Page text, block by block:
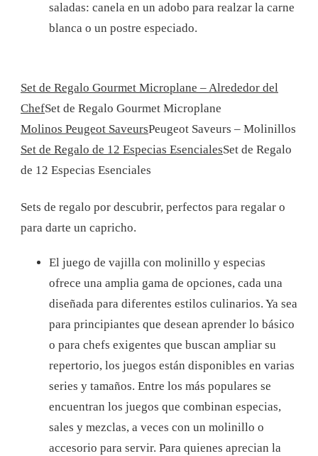
saladas: canela en un adobo para realzar la carne
blanca o un postre especiado.
Set de Regalo Gourmet Microplane – Alrededor del
ChefSet de Regalo Gourmet Microplane
Molinos Peugeot SaveursPeugeot Saveurs – Molinillos
Set de Regalo de 12 Especias EsencialesSet de Regalo
de 12 Especias Esenciales
Sets de regalo por descubrir, perfectos para regalar o
para darte un capricho.
El juego de vajilla con molinillo y especias
ofrece una amplia gama de opciones, cada una
diseñada para diferentes estilos culinarios. Ya sea
para principiantes que desean aprender lo básico
o para chefs exigentes que buscan ampliar su
repertorio, los juegos están disponibles en varias
series y tamaños. Entre los más populares se
encuentran los juegos que combinan especias,
sales y mezclas, a veces con un molinillo o
accesorio para servir. Para quienes aprecian la